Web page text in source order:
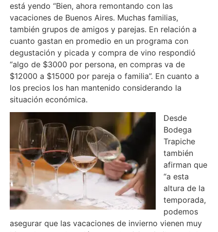
está yendo “Bien, ahora remontando con las
vacaciones de Buenos Aires. Muchas familias,
también grupos de amigos y parejas. En relación a
cuanto gastan en promedio en un programa con
degustación y picada y compra de vino respondió
“algo de $3000 por persona, en compras va de
$12000 a $15000 por pareja o familia”. En cuanto a
los precios los han mantenido considerando la
situación económica.
Desde
Bodega
Trapiche
también
afirman que
“a esta
altura de la
temporada,
podemos
asegurar que las vacaciones de invierno vienen muy